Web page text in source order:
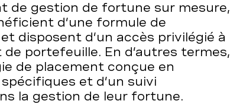
de gestion de fortune sur mesure,
d’une formule de
disposent d’un accès privilégié à
portefeuille. En d’autres termes,
de placement conçue en
et d’un suivi
la gestion de leur fortune.